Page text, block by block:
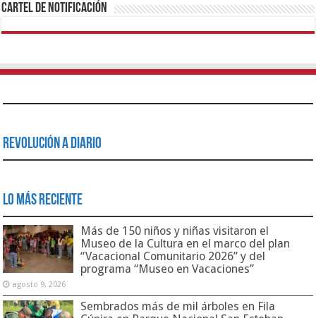
Cartel de Notificación
Revolución a Diario
Lo Más Reciente
Más de 150 niños y niñas visitaron el
Museo de la Cultura en el marco del plan
“Vacacional Comunitario 2026” y del
programa “Museo en Vacaciones”
agosto 9, 2026
Sembrados más de mil árboles en Fila